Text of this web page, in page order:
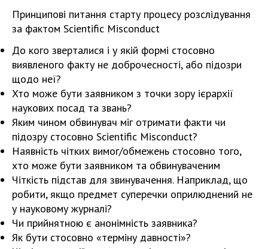
Принципові питання старту процесу розслідування
за фактом Scientific Misconduct
До кого зверталися і у якій формі стосовно
виявленого факту не доброчесності, або підозри
щодо неї?
Хто може бути заявником з точки зору ієрархії
наукових посад та звань?
Яким чином обвинувач міг отримати факти чи
підозру стосовно Scientific Misconduct?
Наявність чітких вимог/обмежень стосовно того,
хто може бути заявником та обвинуваченим
Чіткість підстав для звинувачення. Наприклад, що
робити, якщо предмет суперечки оприлюднений не
у науковому журналі?
Чи прийнятною є анонімність заявника?
Як бути стосовно «терміну давності»?